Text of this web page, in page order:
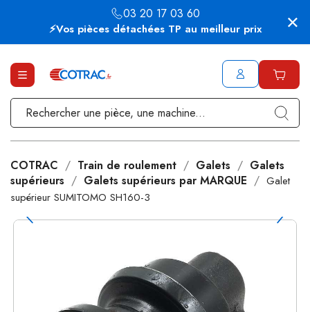
⚡Vos pièces détachées TP au meilleur prix
03 20 17 03 60
COTRAC Train de roulement Galets
Galets
supérieurs
Galets supérieurs par MARQUE
Galet
supérieur SUMITOMO SH160-3